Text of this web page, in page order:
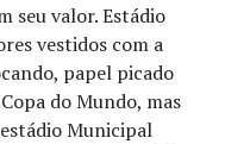
seu valor. Estádio
vestidos com a
papel picado
do Mundo, mas
Municipal